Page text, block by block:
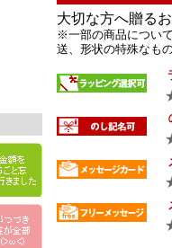
大切な方へ贈る
※一部の商品につい
送、形状の特殊なも